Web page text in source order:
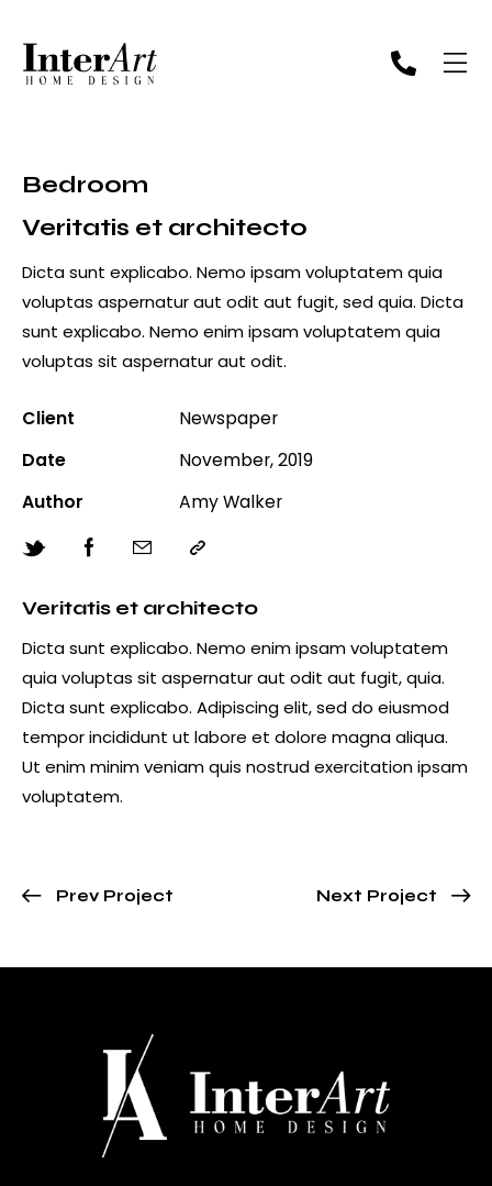
Bedroom
Veritatis et architecto
Dicta sunt explicabo. Nemo ipsam voluptatem quia
voluptas aspernatur aut odit aut fugit, sed quia. Dicta
sunt explicabo. Nemo enim ipsam voluptatem quia
voluptas sit aspernatur aut odit.
Client
Newspaper
Date
November, 2019
Author
Amy Walker
Veritatis et architecto
Dicta sunt explicabo. Nemo enim ipsam voluptatem
quia voluptas sit aspernatur aut odit aut fugit, quia.
Dicta sunt explicabo. Adipiscing elit, sed do eiusmod
tempor incididunt ut labore et dolore magna aliqua.
Ut enim minim veniam quis nostrud exercitation ipsam
voluptatem.
Prev Project Next Project